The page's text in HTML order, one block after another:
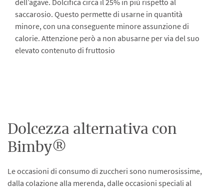
saccarosio. Questo permette di usarne in quantità
minore, con una conseguente minore assunzione di
calorie. Attenzione però a non abusarne per via del suo
elevato contenuto di fruttosio
Dolcezza alternativa con
Bimby®
Le occasioni di consumo di zuccheri sono numerosissime,
dalla colazione alla merenda, dalle occasioni speciali al